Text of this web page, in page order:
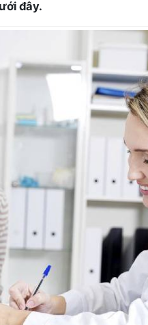
đây.